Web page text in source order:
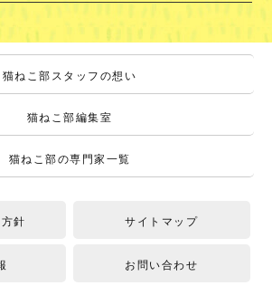
猫ねこ部スタッフの想い
猫ねこ部編集室
猫ねこ部の専門家一覧
針 サイトマップ
お問い合わせ